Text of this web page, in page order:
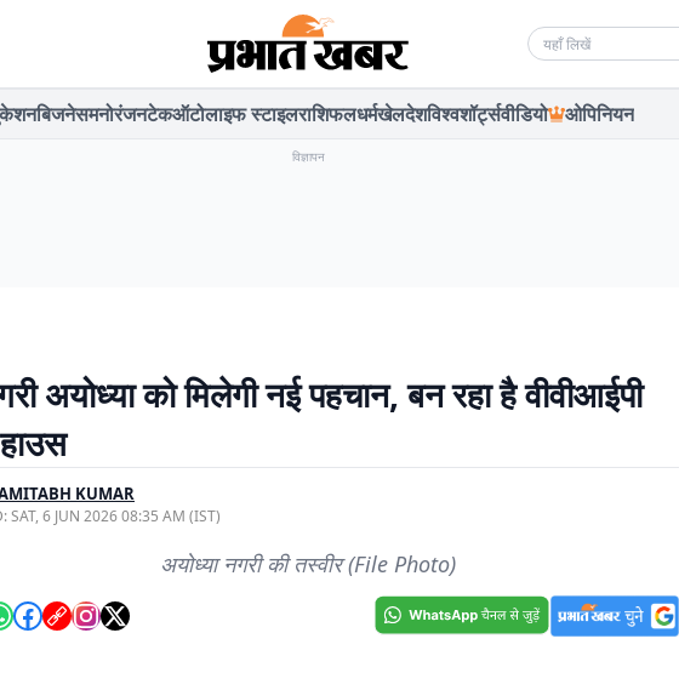
Search news
बिजनेसमनोरंजनटेकऑटोलाइफ स्टाइलराशिफलधर्मखेलदेशविश्वशॉर्ट्सवीडियो ओपिनियन
विज्ञापन
अयोध्या को मिलेगी नई पहचान, बन रहा है वीवीआईपी
KUMAR
SAT, 6 JUN 2026 08:35 AM (IST)
अयोध्या नगरी की तस्वीर (File Photo)